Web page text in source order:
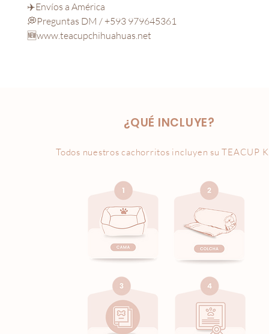
✈️Envíos a América
💭Preguntas DM / +593 979645361
🆕www.teacupchihuahuas.net
¿QUÉ INCLUYE?
Todos nuestros cachorritos incluyen su TEACUP